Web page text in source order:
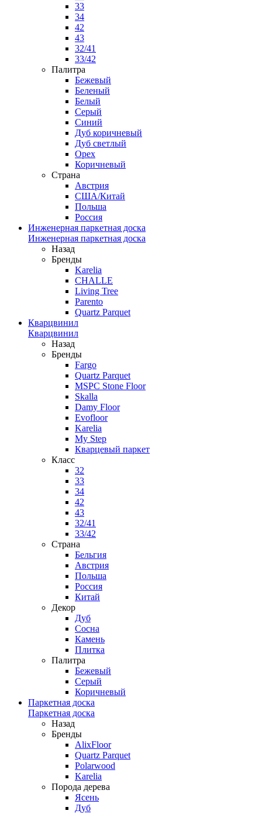
33
34
42
43
32/41
33/42
Палитра
Бежевый
Беленый
Белый
Серый
Синий
Дуб коричневый
Дуб светлый
Орех
Коричневый
Страна
Австрия
США/Китай
Польша
Россия
Инженерная паркетная доска
Инженерная паркетная доска
Назад
Бренды
Karelia
CHALLE
Living Tree
Parento
Quartz Parquet
Кварцвинил
Кварцвинил
Назад
Бренды
Fargo
Quartz Parquet
MSPC Stone Floor
Skalla
Damy Floor
Evofloor
Karelia
My Step
Кварцевый паркет
Класс
32
33
34
42
43
32/41
33/42
Страна
Бельгия
Австрия
Польша
Россия
Китай
Декор
Дуб
Сосна
Камень
Плитка
Палитра
Бежевый
Серый
Коричневый
Паркетная доска
Паркетная доска
Назад
Бренды
AlixFloor
Quartz Parquet
Polarwood
Karelia
Порода дерева
Ясень
Дуб